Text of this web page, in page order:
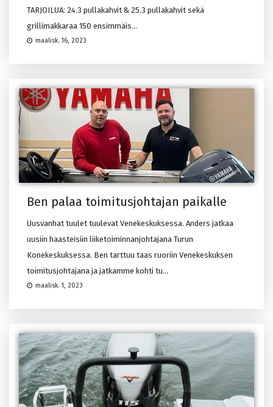
TARJOILUA: 24.3 pullakahvit & 25.3 pullakahvit sekä
grillimakkaraa 150 ensimmäis...
maalisk. 16, 2023
Ben palaa toimitusjohtajan paikalle
Uusvanhat tuulet tuulevat Venekeskuksessa. Anders jatkaa
uusiin haasteisiin liiketoiminnanjohtajana Turun
Konekeskuksessa. Ben tarttuu taas ruoriin Venekeskuksen
toimitusjohtajana ja jatkamme kohti tu...
maalisk. 1, 2023